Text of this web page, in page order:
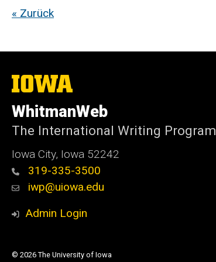
« Zurück
The
University
Iowa
WhitmanWeb
The International Writing Program
Iowa City, Iowa 52242
319-335-3500
iwp@uiowa.edu
Admin Login
© 2026 The University of Iowa